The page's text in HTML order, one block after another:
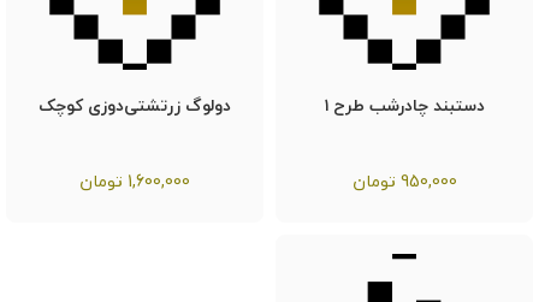
دستبند چادرشب طرح ۱
950,000 تومان
دولوگ زرتشتی‌دوزی کوچک
1,600,000 تومان